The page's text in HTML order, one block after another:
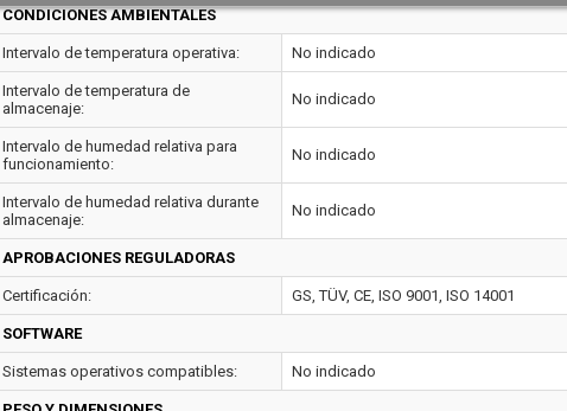
CONDICIONES AMBIENTALES
Intervalo de temperatura operativa: No indicado
Intervalo de temperatura de
almacenaje:
No indicado
Intervalo de humedad relativa para
funcionamiento:
No indicado
Intervalo de humedad relativa durante
almacenaje:
No indicado
APROBACIONES REGULADORAS
Certificación: GS, TÜV, CE, ISO 9001, ISO 14001
SOFTWARE
Sistemas operativos compatibles: No indicado